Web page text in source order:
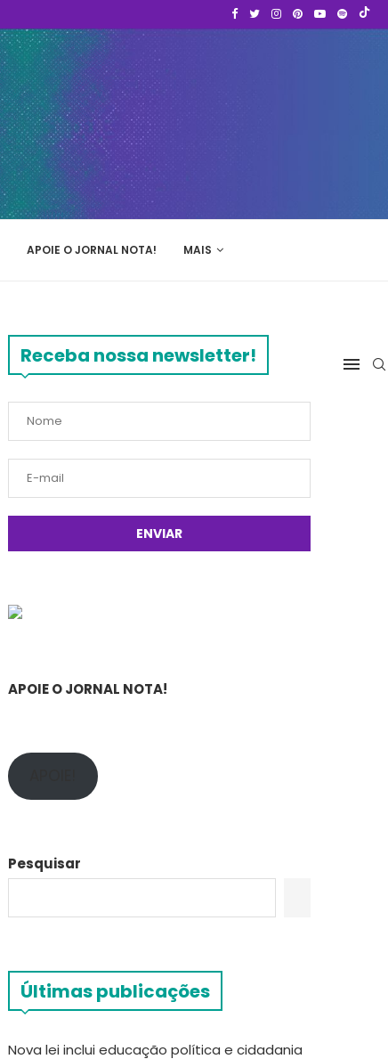
APOIE O JORNAL NOTA! MAIS
Receba nossa newsletter!
APOIE O JORNAL NOTA!
Pesquisar
Últimas publicações
Nova lei inclui educação política e cidadania